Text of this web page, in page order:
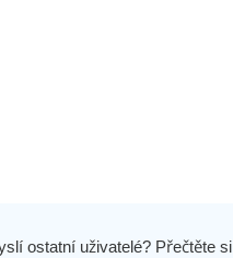
ostatní uživatelé? Přečtěte si